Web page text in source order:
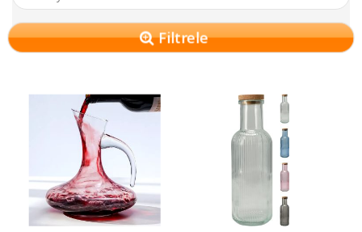
Filtrele